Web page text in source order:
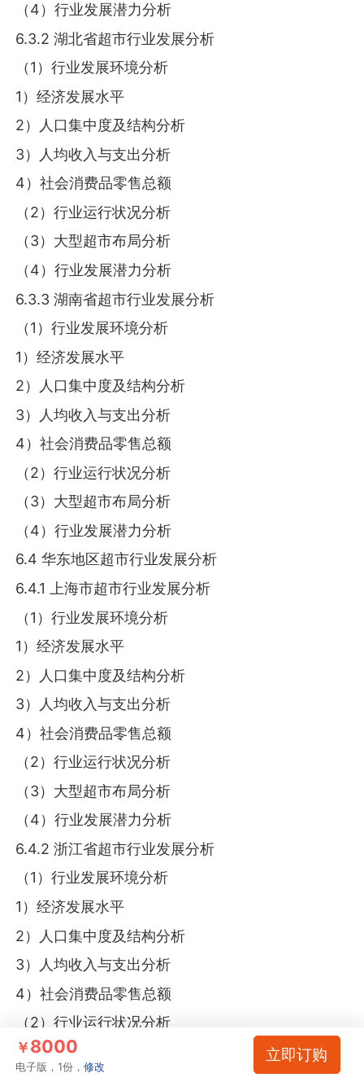
（4）行业发展潜力分析
6.3.2 湖北省超市行业发展分析
（1）行业发展环境分析
1）经济发展水平
2）人口集中度及结构分析
3）人均收入与支出分析
4）社会消费品零售总额
（2）行业运行状况分析
（3）大型超市布局分析
（4）行业发展潜力分析
6.3.3 湖南省超市行业发展分析
（1）行业发展环境分析
1）经济发展水平
2）人口集中度及结构分析
3）人均收入与支出分析
4）社会消费品零售总额
（2）行业运行状况分析
（3）大型超市布局分析
（4）行业发展潜力分析
6.4 华东地区超市行业发展分析
6.4.1 上海市超市行业发展分析
（1）行业发展环境分析
1）经济发展水平
2）人口集中度及结构分析
3）人均收入与支出分析
4）社会消费品零售总额
（2）行业运行状况分析
（3）大型超市布局分析
（4）行业发展潜力分析
6.4.2 浙江省超市行业发展分析
（1）行业发展环境分析
1）经济发展水平
2）人口集中度及结构分析
3）人均收入与支出分析
4）社会消费品零售总额
（2）行业运行状况分析
（3）大型超市布局分析
￥8000
电子版，1份，修改
立即订购